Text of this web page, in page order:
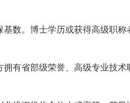
。博士学历或获得高级职称
省部级荣誉、高级专业技术